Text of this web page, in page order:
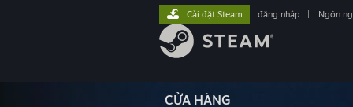
CỬA HÀNG
Cài đặt Steam đăng nhập Ngôn